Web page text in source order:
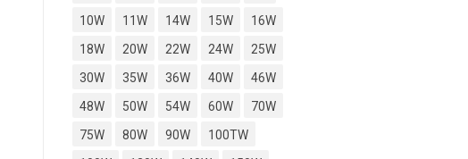
10W
11W 14W 15W
16W
18W
20W 22W 24W
25W
30W
35W 36W 40W
46W
48W
50W 54W 60W
70W
75W
80W 90W
100TW